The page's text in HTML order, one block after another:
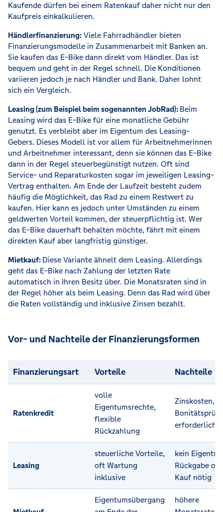
Kaufende dürfen bei einem Ratenkauf daher nicht nur den
Kaufpreis einkalkulieren.
Händlerfinanzierung: Viele Fahrradhändler bieten
Finanzierungsmodelle in Zusammenarbeit mit Banken an.
Sie kaufen das E-Bike dann direkt vom Händler. Das ist
bequem und geht in der Regel schnell. Die Konditionen
variieren jedoch je nach Händler und Bank. Daher lohnt
sich ein Vergleich.
Leasing (zum Beispiel beim sogenannten JobRad): Beim
Leasing wird das E-Bike für eine monatliche Gebühr
genutzt. Es verbleibt aber im Eigentum des Leasing-
Gebers. Dieses Modell ist vor allem für Arbeitnehmerinnen
und Arbeitnehmer interessant, denn sie können das E-Bike
dann in der Regel steuerbegünstigt nutzen. Oft sind
Service- und Reparaturkosten sogar im jeweiligen Leasing-
Vertrag enthalten. Am Ende der Laufzeit besteht zudem
häufig die Möglichkeit, das Rad zu einem Restwert zu
kaufen. Hier kann es jedoch unter Umständen zu einem
geldwerten Vorteil kommen, der steuerpflichtig ist. Wer
das E-Bike dauerhaft behalten möchte, fährt mit einem
direkten Kauf aber langfristig günstiger.
Mietkauf: Diese Variante ähnelt dem Leasing. Allerdings
geht das E-Bike nach Zahlung der letzten Rate
automatisch in Ihren Besitz über. Die Monatsraten sind in
der Regel höher als beim Leasing. Denn das Rad wird über
die Raten vollständig und inklusive Zinsen bezahlt.
Vor- und Nachteile der Finanzierungsformen
Finanzierungsart Vorteile Nachteile
Ratenkredit
volle
Eigentumsrechte,
flexible
Rückzahlung
Zinskosten,
erforderlich
Leasing
steuerliche Vorteile,
oft Wartung
inklusive
kein
Rückgabe
Kauf nötig
Eigentumsübergang
höhere